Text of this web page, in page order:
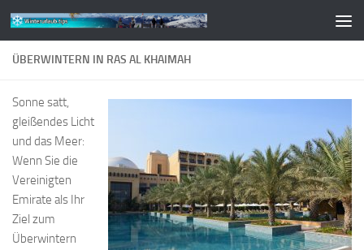
Zum Inhalt springen
ÜBERWINTERN IN RAS AL KHAIMAH
Sonne satt,
gleißendes Licht
und das Meer:
Wenn Sie die
Vereinigten
Emirate als Ihr
Ziel zum
Überwintern